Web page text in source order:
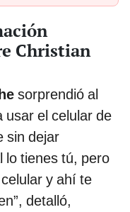
Christian
sorprendió al
usar el celular de
sin dejar
lo tienes tú, pero
y ahí te
detalló,